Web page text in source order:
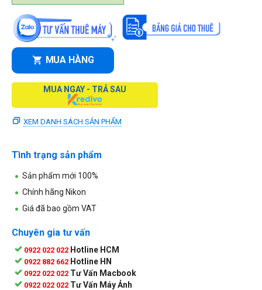
MUA HÀNG
MUA NGAY - TRẢ SAU
XEM DANH SÁCH SẢN PHẨM
Tình trạng sản phẩm
Sản phẩm mới 100%
Chính hãng Nikon
Giá đã bao gồm VAT
Chuyên gia tư vấn
0922 022 022 Hotline HCM
0922 882 662 Hotline HN
0922 022 022 Tư Vấn Macbook
0922 022 022 Tư Vấn Máy Ảnh